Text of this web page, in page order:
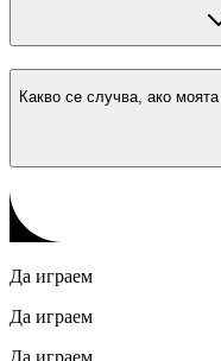
Какво се случва, ако
Да играем
Да играем